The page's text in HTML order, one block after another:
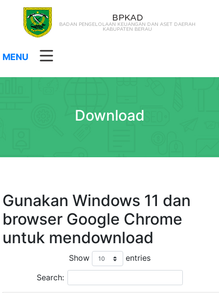
BPKAD
BADAN PENGELOLAAN KEUANGAN DAN ASET DAERAH
KABUPATEN BERAU
MENU
Download
Gunakan Windows 11 dan
browser Google Chrome
untuk mendownload
Show entries
Search: